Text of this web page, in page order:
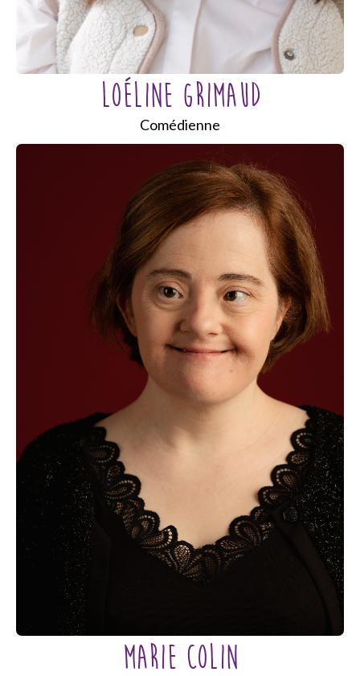
LOÉLINE GRIMAUD
Comédienne
MARIE COLIN